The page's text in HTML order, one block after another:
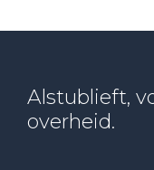
Alstublieft, voor u: onze kennis over
overheid.